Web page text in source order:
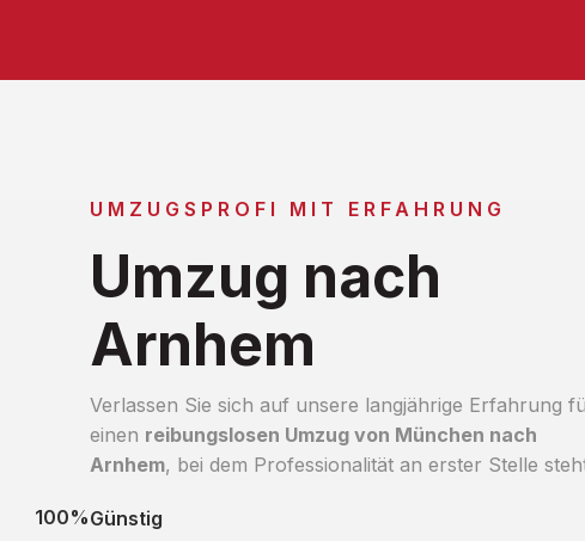
UMZUGSPROFI MIT ERFAHRUNG
Umzug nach
Arnhem
Verlassen Sie sich auf unsere langjährige Erfahrung
einen reibungslosen Umzug von München nach
Arnhem, bei dem Professionalität an erster Stelle
Günstig
100%